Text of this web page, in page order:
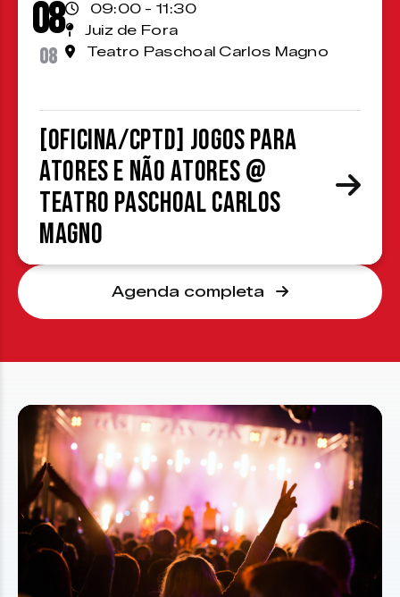
08
08
09:00 - 11:30
Juiz de Fora
Teatro Paschoal Carlos Magno
[OFICINA/CPTD] Jogos para
atores e não atores @
Teatro Paschoal Carlos
Magno
Agenda completa